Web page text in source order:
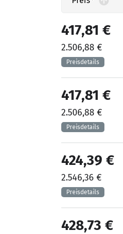
417,81 €
2.506,88 €
417,81 €
2.506,88 €
424,39 €
2.546,36 €
428,73 €